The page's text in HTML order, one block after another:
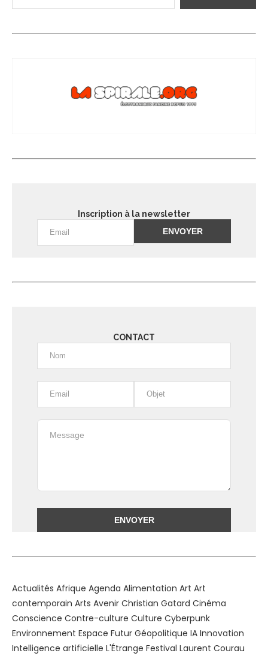
Inscription à la newsletter
CONTACT
Actualités Afrique Agenda Alimentation Art Art
contemporain Arts Avenir Christian Gatard Cinéma
Conscience Contre-culture Culture Cyberpunk
Environnement Espace Futur Géopolitique IA Innovation
Intelligence artificielle L'Étrange Festival Laurent Courau